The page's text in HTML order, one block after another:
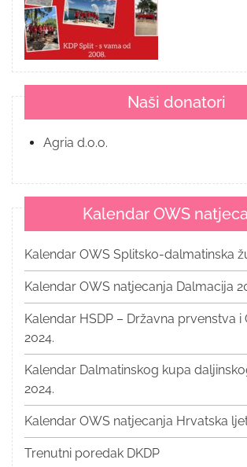
Naši donatori
Agria d.o.o.
Kalendar OWS
Kalendar OWS Splitsko-dalmatinska
Kalendar OWS natjecanja Dalmacija
Kalendar HSDP – Državna prvenstva i
2024.
Kalendar Dalmatinskog kupa
2024.
Kalendar OWS natjecanja Hrvatska
Trenutni poredak DKDP